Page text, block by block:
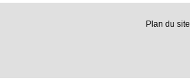
Plan du site